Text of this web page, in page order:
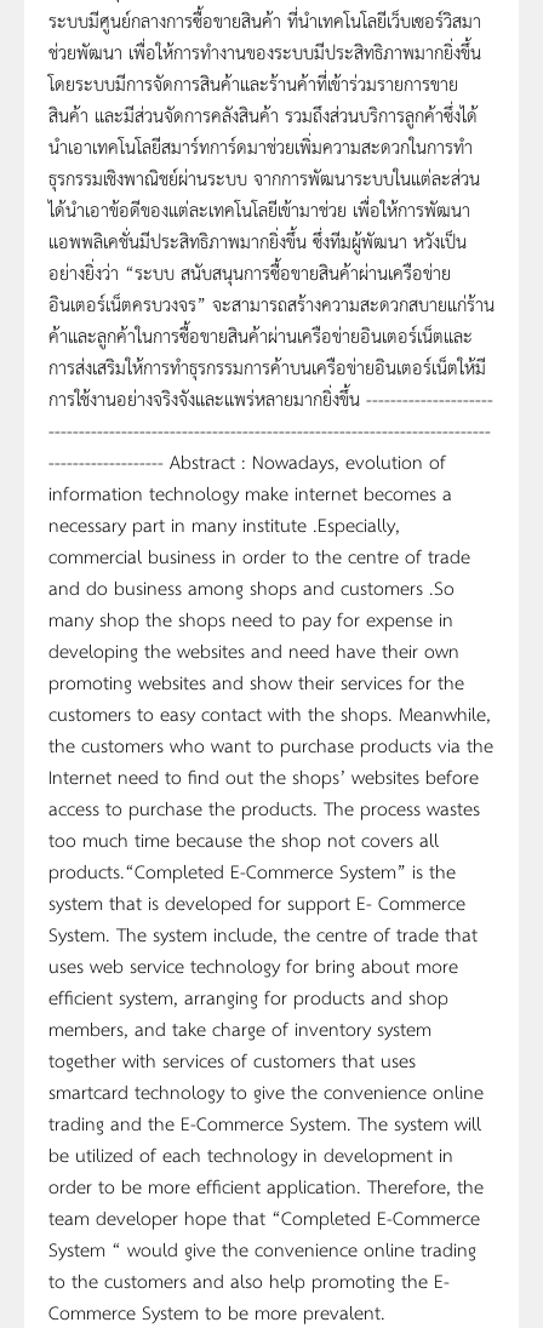
ระบบมีศูนย์กลางการซื้อขายสินค้า ที่นำเทคโนโลยีเว็บเซอร์วิสมา
ช่วยพัฒนา เพื่อให้การทำงานของระบบมีประสิทธิภาพมากยิ่งขึ้น
โดยระบบมีการจัดการสินค้าและร้านค้าที่เข้าร่วมรายการขาย
สินค้า และมีส่วนจัดการคลังสินค้า รวมถึงส่วนบริการลูกค้าซึ่งได้
นำเอาเทคโนโลยีสมาร์ทการ์ดมาช่วยเพิ่มความสะดวกในการทำ
ธุรกรรมเชิงพาณิชย์ผ่านระบบ จากการพัฒนาระบบในแต่ละส่วน
ได้นำเอาข้อดีของแต่ละเทคโนโลยีเข้ามาช่วย เพื่อให้การพัฒนา
แอพพลิเคชั่นมีประสิทธิภาพมากยิ่งขึ้น ซึ่งทีมผู้พัฒนา หวังเป็น
อย่างยิ่งว่า “ระบบ สนับสนุนการซื้อขายสินค้าผ่านเครือข่าย
อินเตอร์เน็ตครบวงจร” จะสามารถสร้างความสะดวกสบายแก่ร้าน
ค้าและลูกค้าในการซื้อขายสินค้าผ่านเครือข่ายอินเตอร์เน็ตและ
การส่งเสริมให้การทำธุรกรรมการค้าบนเครือข่ายอินเตอร์เน็ตให้มี
การใช้งานอย่างจริงจังและแพร่หลายมากยิ่งขึ้น ---------------------
-------------------------------------------------------------------------
------------------- Abstract : Nowadays, evolution of
information technology make internet becomes a
necessary part in many institute .Especially,
commercial business in order to the centre of trade
and do business among shops and customers .So
many shop the shops need to pay for expense in
developing the websites and need have their own
promoting websites and show their services for the
customers to easy contact with the shops. Meanwhile,
the customers who want to purchase products via the
Internet need to find out the shops’ websites before
access to purchase the products. The process wastes
too much time because the shop not covers all
products.“Completed E-Commerce System” is the
system that is developed for support E- Commerce
System. The system include, the centre of trade that
uses web service technology for bring about more
efficient system, arranging for products and shop
members, and take charge of inventory system
together with services of customers that uses
smartcard technology to give the convenience online
trading and the E-Commerce System. The system will
be utilized of each technology in development in
order to be more efficient application. Therefore, the
team developer hope that “Completed E-Commerce
System “ would give the convenience online trading
to the customers and also help promoting the E-
Commerce System to be more prevalent.